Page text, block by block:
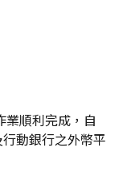
順利完成，自
動銀行之外幣平